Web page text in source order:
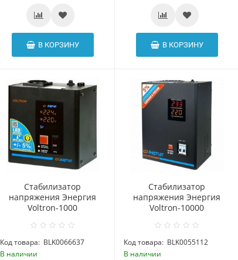
В КОРЗИНУ В КОРЗИНУ
Стабилизатор
напряжения Энергия
Voltron-1000
Код товара: BLK0066637
В наличии
Стабилизатор
напряжения Энергия
Voltron-10000
Код товара: BLK0055112
В наличии